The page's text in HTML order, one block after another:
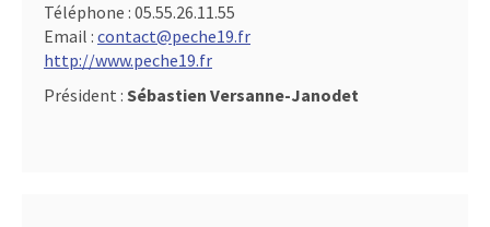
Téléphone : 05.55.26.11.55
Email : contact@peche19.fr
http://www.peche19.fr
Président : Sébastien Versanne-Janodet